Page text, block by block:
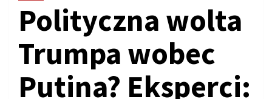
Polityczna wolta
Trumpa wobec
Putina? Eksperci: